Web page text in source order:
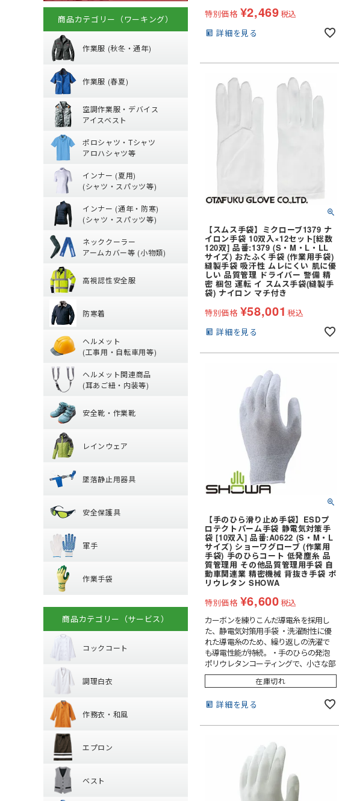
特別価格 ¥2,469税込
詳細を見る
【スムス手袋】ミクローブ1379 ナ
イロン手袋 10双入×12セット[総数
120双] 品番:1379 (S・M・L・LL
サイズ) おたふく手袋 (作業用手袋)
縫製手袋 吸汗性 ムレにくい 肌に優
しい 品質管理 ドライバー 警備 精
密 梱包 運転 イ スムス手袋(縫製手
袋) ナイロン マチ付き
特別価格 ¥58,001 税込
詳細を見る
【手のひら滑り止め手袋】ESDプ
ロテクトパーム手袋 静電気対策手
袋 [10双入] 品番:A0622 (S・M・L
サイズ) ショーワグローブ (作業用
手袋) 手のひらコート 低発塵糸 品
質管理用 その他品質管理用手袋 自
動車関連業 精密機械 背抜き手袋 ポ
リウレタン SHOWA
特別価格 ¥6,600税込
カーボンを練りこんだ導電糸を採用し
た、静電気対策用手袋 ・洗濯耐性に優
れた導電糸のため、繰り返しの洗濯で
も導電性能が持続。・手のひらの発泡
ポリウレタンコーティングで、小さな部
品もしっかりつかめます。・手の甲は背
抜き加工で、通気性に優れムレにくく快
み手袋。・オーバーロック加工で裾ほ
在庫切れ
詳細を見る
商品カテゴリー（ワーキング）
作業服 (秋冬・通年)
秋冬・通年作業着
(秋冬・通年) ジャケット
(秋冬・通年) 上下セット
防寒ウェア
トレーナー
作業服 (春夏)
春夏作業着
【特集】春夏作業服
(春夏) パンツ・スラックス
(春夏) デニム作業着
空調作業服・デバイス
アイスベスト
空調作業服服 (ファン・バッテリ
空調ベスト
バッテリー
水冷服
ポロシャツ・Tシャツ
アロハシャツ等
ポロシャツ・Tシャツ・アロハシャ
アロハシャツ
(春夏) ワークシャツ (長袖)
インナー (夏用)
(シャツ・スパッツ等)
【特集】夏用インナー
(夏用) タイツ・スパッツ (七分
丈)
(夏用) ソックス
インナー (通年・防寒)
(シャツ・スパッツ等)
通年・防寒インナー
(通年) アンダーウェア
(通年) 長袖シャツ
(通年) タイツ・スパッツ (ロン
グ)
ネッククーラー
アームカバー等 (小物類)
ネッククーラー・アームカバー等
【特集】熱中症対策グッズ
アームカバー
ヘッドキャップ
タオル
帽子・キャップ
高視認性安全服
高視認性安全服
【特集】高視認性安全服
シャツ
パンツ
防寒着
防寒着
防寒ジャンパー
防寒インナー
ヘルメット
(工事用・自転車用等)
ヘルメット (工事用・乗車用等)
MPタイプ (つばなし)
折りたたみタイプ
ヘルメット関連商品
(耳あご紐・内装等)
耳紐・あご紐
内装 (着装体)
防災面(フェイスシールド)
クリーンルーム用品
熱中症対策グッズ
安全靴・作業靴
安全靴・作業靴
ハイカットタイプ
ローカット・短靴タイプ
ブーツ・半長靴・ロング
サンダル
ルームシューズ (室内履き)
オーバーシューズ
レインウェア
レインウェア
パンツ・ズボン
ヤッケ・かぶり
レインシューズ
レインハット
墜落静止用器具
墜落静止用器具
【特集】納期が早い墜落静止用
ハーネス型 (1丁掛け 第2種)
ハーネス型 (2丁掛け 第2種)
ハーネス型 (ランヤード・ロー
プ)
フック・パッド等付属品
セーフティーブロック
(安全ブロック)
安全保護具
安全保護具
保護メガネ
安全ベスト・タスキ
溶接面
腕章
マスク
軍手
軍手
ラバー軍手 (ゴム張り軍手)
混紡軍手 (コンボー)
化学繊維軍手
10ゲージ軍手 (薄手)
火元作業用軍手
作業手袋
作業手袋
スムス手袋 (縫製手袋)
使い捨て手袋 (使い切り手袋)
耐薬品・耐溶剤
商品カテゴリー（サービス）
コックコート
コックコート
長袖
調理白衣
調理白衣
作務衣・和風
和風エプロン・前掛
和風小物・履物・アクセサリー
エプロン
エプロン
胸当てエプロン
カマーエプロン
ベスト
シャツ・ブラウス